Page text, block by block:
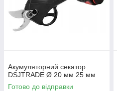
Акумуляторний секатор
DSJTRADE Ø 20 мм 25 мм
Готово до відправки